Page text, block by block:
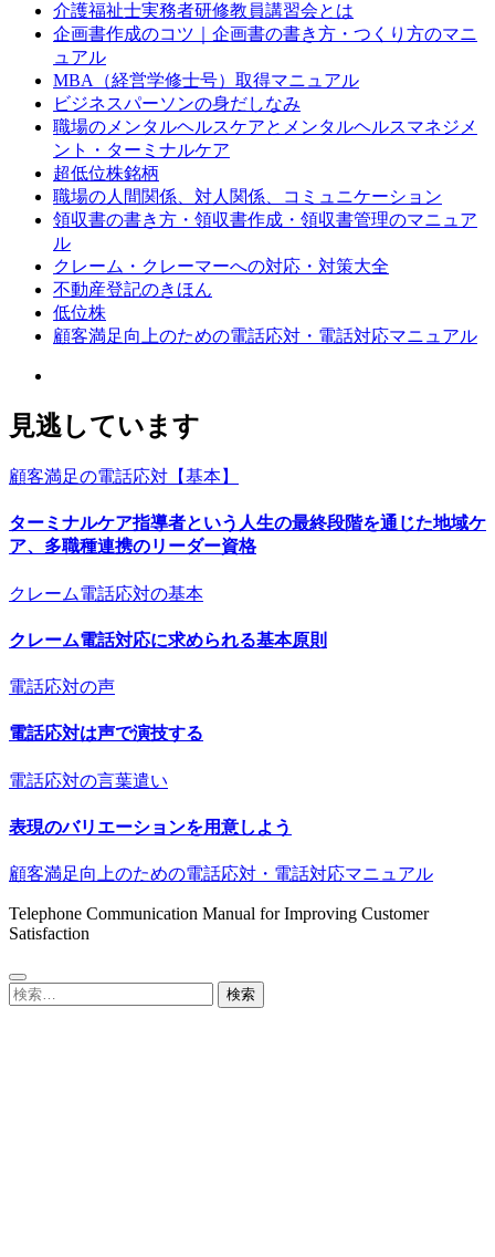
介護福祉士実務者研修教員講習会とは
企画書作成のコツ｜企画書の書き方・つくり方のマニ
ュアル
MBA（経営学修士号）取得マニュアル
ビジネスパーソンの身だしなみ
職場のメンタルヘルスケアとメンタルヘルスマネジメ
ント・ターミナルケア
超低位株銘柄
職場の人間関係、対人関係、コミュニケーション
領収書の書き方・領収書作成・領収書管理のマニュア
ル
クレーム・クレーマーへの対応・対策大全
不動産登記のきほん
低位株
顧客満足向上のための電話応対・電話対応マニュアル
見逃しています
顧客満足の電話応対【基本】
ターミナルケア指導者という人生の最終段階を通じた地域ケ
ア、多職種連携のリーダー資格
クレーム電話応対の基本
クレーム電話対応に求められる基本原則
電話応対の声
電話応対は声で演技する
電話応対の言葉遣い
表現のバリエーションを用意しよう
顧客満足向上のための電話応対・電話対応マニュアル
Telephone Communication Manual for Improving Customer
Satisfaction
検